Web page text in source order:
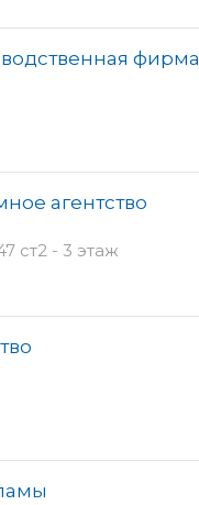
фирма
агентство
ст2 - 3 этаж